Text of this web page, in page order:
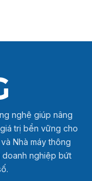
nghệ giúp nâng
trị bền vững cho
Nhà máy thông
doanh nghiệp bứt